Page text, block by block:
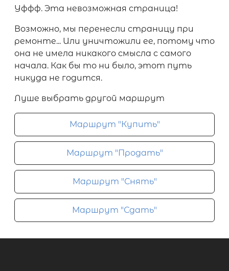
Уффф. Эта невозможная страница!
Возможно, мы перенесли страницу при
ремонте... Или уничтожили ее, потому что
она не имела никакого смысла с самого
начала. Как бы то ни было, этот путь
никуда не годится.
Луше выбрать другой маршрут
Маршрут "Купить"
Маршрут "Продать"
Маршрут "Снять"
Маршрут "Сдать"